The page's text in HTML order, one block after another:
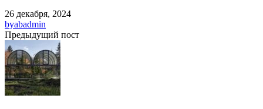
26 декабря, 2024
byabadmin
Предыдущий пост